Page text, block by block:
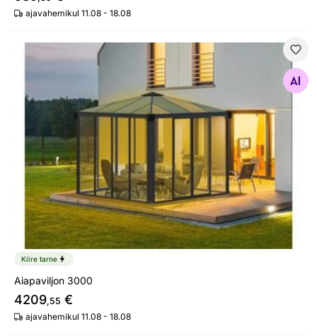
ajavahemikul 11.08 - 18.08
Aiapaviljon 3000
Kiire tarne
Aiapaviljon 3000
4209,55 €
ajavahemikul 11.08 - 18.08